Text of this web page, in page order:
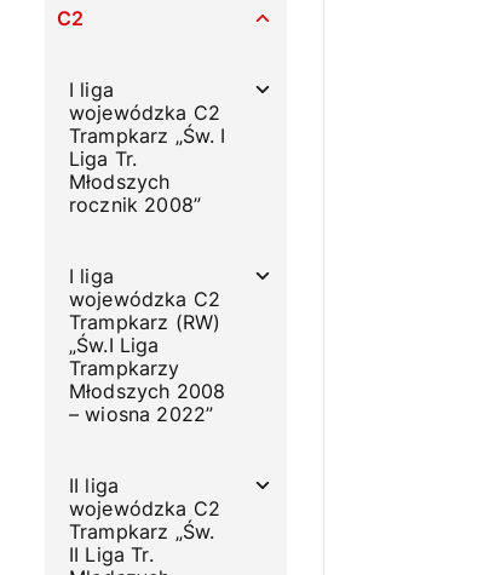
C2
I liga
wojewódzka C2
Trampkarz „Św. I
Liga Tr.
Młodszych
rocznik 2008”
I liga
wojewódzka C2
Trampkarz (RW)
„Św.I Liga
Trampkarzy
Młodszych 2008
– wiosna 2022”
II liga
wojewódzka C2
Trampkarz „Św.
II Liga Tr.